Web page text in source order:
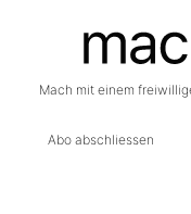
Mach mit einem
Abo abschliessen